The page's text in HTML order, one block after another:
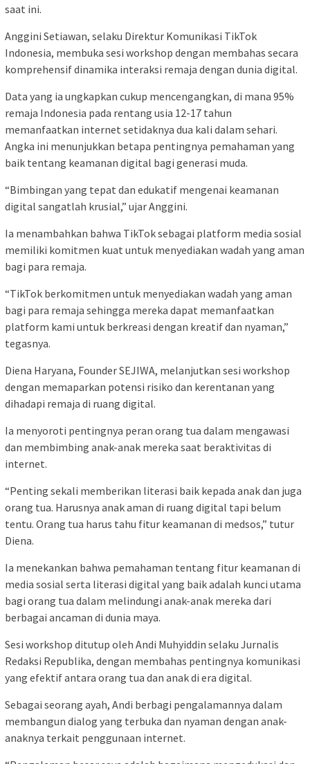
saat ini.
Anggini Setiawan, selaku Direktur Komunikasi TikTok
Indonesia, membuka sesi workshop dengan membahas secara
komprehensif dinamika interaksi remaja dengan dunia digital.
Data yang ia ungkapkan cukup mencengangkan, di mana 95%
remaja Indonesia pada rentang usia 12-17 tahun
memanfaatkan internet setidaknya dua kali dalam sehari.
Angka ini menunjukkan betapa pentingnya pemahaman yang
baik tentang keamanan digital bagi generasi muda.
“Bimbingan yang tepat dan edukatif mengenai keamanan
digital sangatlah krusial,” ujar Anggini.
Ia menambahkan bahwa TikTok sebagai platform media sosial
memiliki komitmen kuat untuk menyediakan wadah yang aman
bagi para remaja.
“TikTok berkomitmen untuk menyediakan wadah yang aman
bagi para remaja sehingga mereka dapat memanfaatkan
platform kami untuk berkreasi dengan kreatif dan nyaman,”
tegasnya.
Diena Haryana, Founder SEJIWA, melanjutkan sesi workshop
dengan memaparkan potensi risiko dan kerentanan yang
dihadapi remaja di ruang digital.
Ia menyoroti pentingnya peran orang tua dalam mengawasi
dan membimbing anak-anak mereka saat beraktivitas di
internet.
“Penting sekali memberikan literasi baik kepada anak dan juga
orang tua. Harusnya anak aman di ruang digital tapi belum
tentu. Orang tua harus tahu fitur keamanan di medsos,” tutur
Diena.
Ia menekankan bahwa pemahaman tentang fitur keamanan di
media sosial serta literasi digital yang baik adalah kunci utama
bagi orang tua dalam melindungi anak-anak mereka dari
berbagai ancaman di dunia maya.
Sesi workshop ditutup oleh Andi Muhyiddin selaku Jurnalis
Redaksi Republika, dengan membahas pentingnya komunikasi
yang efektif antara orang tua dan anak di era digital.
Sebagai seorang ayah, Andi berbagi pengalamannya dalam
membangun dialog yang terbuka dan nyaman dengan anak-
anaknya terkait penggunaan internet.